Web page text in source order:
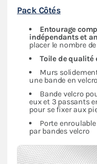
Pack Côtés
Entourage
indépendantset
placer le nombre
Toile de qualité
Murs
une bande en velcro
Bande velcro
eux et 3 passants
pour se fixer aux
Porte
par bandes velcro